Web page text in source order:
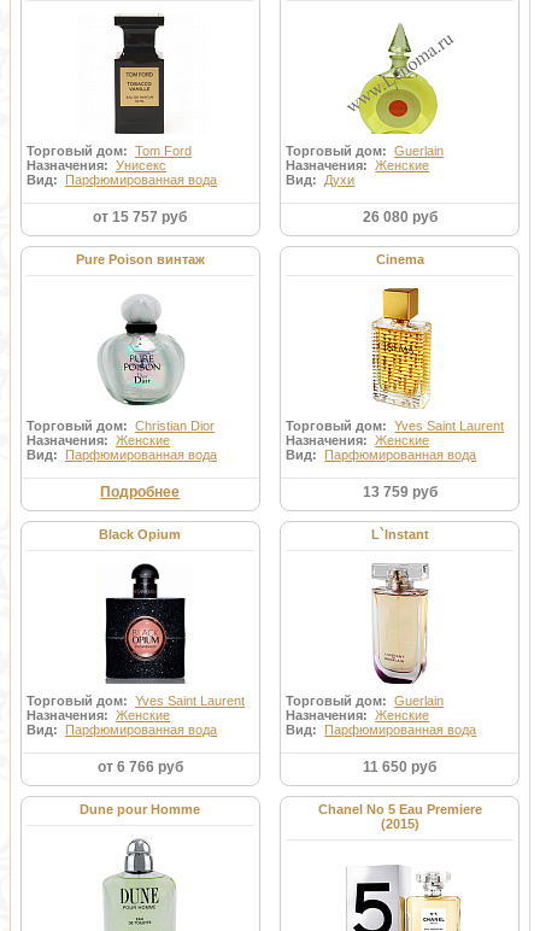
Торговый дом: Tom Ford
Назначения: Унисекс
Вид: Парфюмированная вода
от 15 757 руб
Торговый дом:Guerlain
Назначения:Женские
Вид: Духи
26 080 руб
Pure Poison винтаж
Торговый дом: Christian Dior
Назначения: Женские
Вид: Парфюмированная вода
Подробнее
Cinema
Торговый дом:Yves Saint Laurent
Назначения:Женские
Вид: Парфюмированная вода
13 759 руб
Black Opium
Торговый дом: Yves Saint Laurent
Назначения: Женские
Вид: Парфюмированная вода
от 6 766 руб
L`Instant
Торговый дом:Guerlain
Назначения:Женские
Вид: Парфюмированная вода
11 650 руб
Dune pour Homme
Chanel No 5 Eau Premiere
(2015)